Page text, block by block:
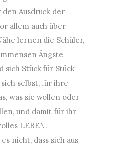
Ausdruck der
allem auch über
lernen die Schüler,
Ängste
sich Stück für Stück
selbst, für ihre
was sie wollen oder
und damit für ihr
LEBEN.
nicht, dass sich aus